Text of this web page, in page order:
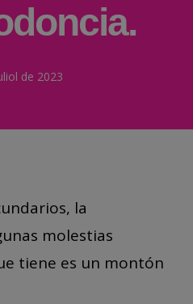
de 2023
la
molestias
tiene es un montón